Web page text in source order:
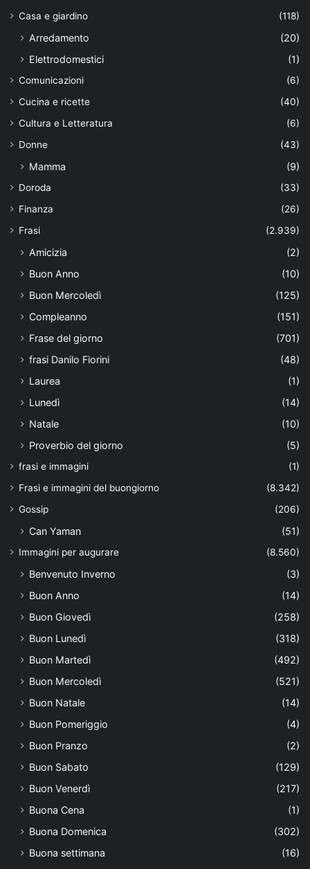
Casa e giardino
(118)
Arredamento
(20)
Elettrodomestici
(1)
Comunicazioni
(6)
Cucina e ricette
(40)
Cultura e Letteratura
(6)
Donne
(43)
Mamma (9)
Doroda
(33)
Finanza
(26)
Frasi
(2.939)
Amicizia
(2)
Buon Anno
(10)
Buon Mercoledì
(125)
Compleanno
(151)
Frase del giorno
(701)
frasi Danilo Fiorini
(48)
Laurea
(1)
Lunedì
(14)
Natale
(10)
Proverbio del giorno
(5)
frasi e immagini
(1)
Frasi e immagini del buongiorno
(8.342)
Gossip
(206)
Can Yaman (51)
Immagini per augurare (8.560)
Benvenuto Inverno
(3)
Buon Anno
(14)
Buon Giovedì
(258)
Buon Lunedì
(318)
Buon Martedì
(492)
Buon Mercoledì
(521)
Buon Natale
(14)
Buon Pomeriggio
(4)
Buon Pranzo
(2)
Buon Sabato
(129)
Buon Venerdì
(217)
Buona Cena
(1)
Buona Domenica
(302)
Buona settimana
(16)